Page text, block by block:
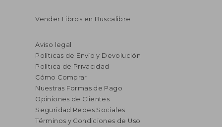
Vender Libros en Buscalibre
Aviso legal
Políticas de Envío y Devolución
Política de Privacidad
Cómo Comprar
Nuestras Formas de Pago
Opiniones de Clientes
Seguridad Redes Sociales
Términos y Condiciones de Uso